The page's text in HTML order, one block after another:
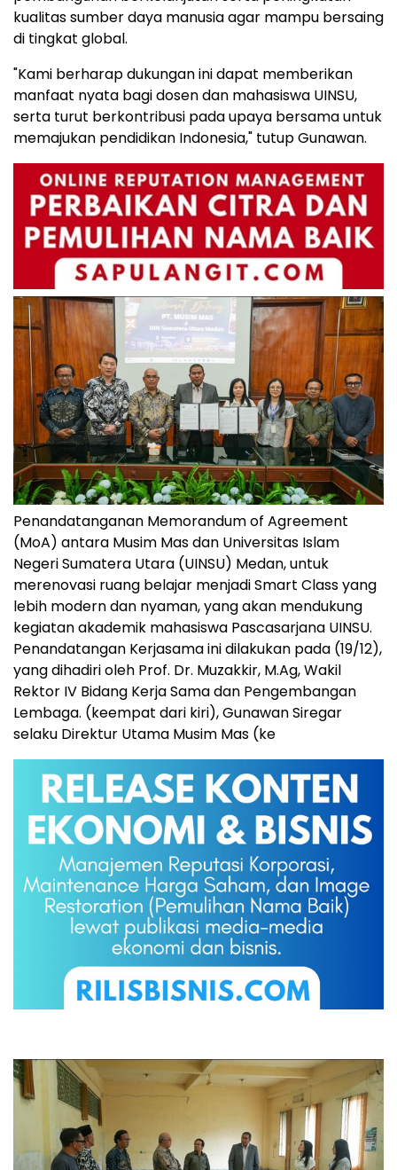
kualitas sumber daya manusia agar mampu bersaing
di tingkat global.
"Kami berharap dukungan ini dapat memberikan
manfaat nyata bagi dosen dan mahasiswa UINSU,
serta turut berkontribusi pada upaya bersama untuk
memajukan pendidikan Indonesia," tutup Gunawan.
Penandatanganan Memorandum of Agreement
(MoA) antara Musim Mas dan Universitas Islam
Negeri Sumatera Utara (UINSU) Medan, untuk
merenovasi ruang belajar menjadi Smart Class yang
lebih modern dan nyaman, yang akan mendukung
kegiatan akademik mahasiswa Pascasarjana UINSU.
Penandatangan Kerjasama ini dilakukan pada (19/12),
yang dihadiri oleh Prof. Dr. Muzakkir, M.Ag, Wakil
Rektor IV Bidang Kerja Sama dan Pengembangan
Lembaga. (keempat dari kiri), Gunawan Siregar
selaku Direktur Utama Musim Mas (ke